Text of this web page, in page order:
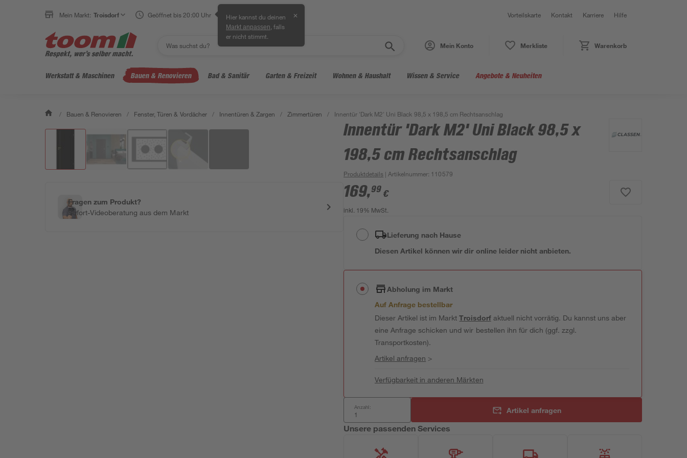
Mein Markt: Troisdorf Geöffnet bis 20:00 Uhr Hier kannst du deinen
Markt anpassen , falls
er nicht stimmt.
✕ Vorteilskarte Kontakt Karriere Hilfe
Mein Konto Merkliste Warenkorb
Werkstatt & Maschinen Bauen & Renovieren Bad & Sanitär Garten & Freizeit Wohnen & Haushalt Wissen & Service Angebote & Neuheiten
/ Bauen & Renovieren / Fenster, Türen & Vordächer / Innentüren & Zargen / Zimmertüren / Innentür 'Dark M2' Uni Black 98,5 x 198,5 cm Rechtsanschlag
Fragen zum Produkt?
Sofort-Videoberatung aus dem Markt
Innentür 'Dark M2' Uni Black 98,5 x
198,5 cm Rechtsanschlag
Produktdetails | Artikelnummer: 110579
169,99 €
inkl. 19% MwSt.
Lieferung nach Hause
Diesen Artikel können wir dir online leider nicht anbieten.
Abholung im Markt
Auf Anfrage bestellbar
Dieser Artikel ist im MarktTroisdorfaktuell nicht vorrätig. Du kannst uns aber
eine Anfrage schicken und wir bestellen ihn für dich (ggf. zzgl.
Transportkosten).
Artikel anfragen >
Verfügbarkeit in anderen Märkten
Anzahl: Artikel anfragen
Unsere passenden Services